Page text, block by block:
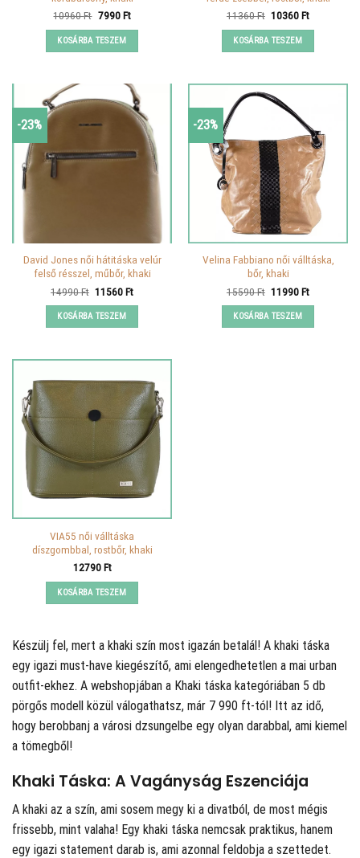
10960Ft Original
was:
10960 Ft.
7990FtCurrent
KOSÁRBA TESZEM
11360Ft Original
was:
11360 Ft.
10360FtCurrent
KOSÁRBA TESZEM
-23%
David Jones női hátitáska velúr
felső résszel, műbőr, khaki
14990Ft Original
was:
14990 Ft.
11560FtCurrent
KOSÁRBA TESZEM
-23%
Velina Fabbiano női válltáska,
bőr, khaki
15590Ft Original
was:
15590 Ft.
11990FtCurrent
KOSÁRBA TESZEM
VIA55 női válltáska
díszgombbal, rostbőr, khaki
12790Ft
KOSÁRBA TESZEM
Készülj fel, mert a khaki szín most igazán betalál! A khaki táska
egy igazi must-have kiegészítő, ami elengedhetetlen a mai urban
outfit-ekhez. A webshopjában a Khaki táska kategóriában 5 db
pörgős modell közül válogathatsz, már 7 990 ft-tól! Itt az idő,
hogy berobbanj a városi dzsungelbe egy olyan darabbal, ami kiemel
a tömegből!
Khaki Táska: A Vagányság Eszenciája
A khaki az a szín, ami sosem megy ki a divatból, de most mégis
frissebb, mint valaha! Egy khaki táska nemcsak praktikus, hanem
egy igazi statement darab is, ami azonnal feldobja a szettedet.